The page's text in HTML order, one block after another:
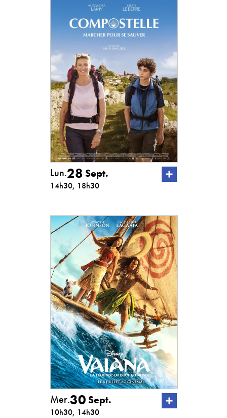
Lun.28 Sept.
14h30, 18h30
Mer.30 Sept.
10h30, 14h30